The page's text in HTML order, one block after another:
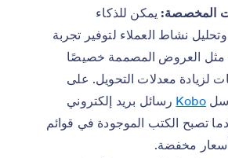
المخصصة: يمكن للذكاء
نشاط العملاء لتوفير تجربة
العروض المصممة خصيصًا
لزيادة معدلات التحويل. على
Kobo رسائل بريد إلكتروني
تصبح الكتب الموجودة في قوائم
مخفضة.